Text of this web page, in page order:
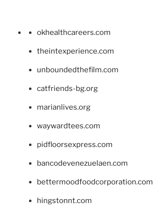
okhealthcareers.com
theintexperience.com
unboundedthefilm.com
catfriends-bg.org
marianlives.org
waywardtees.com
pidfloorsexpress.com
bancodevenezuelaen.com
bettermoodfoodcorporation.com
hingstonnt.com